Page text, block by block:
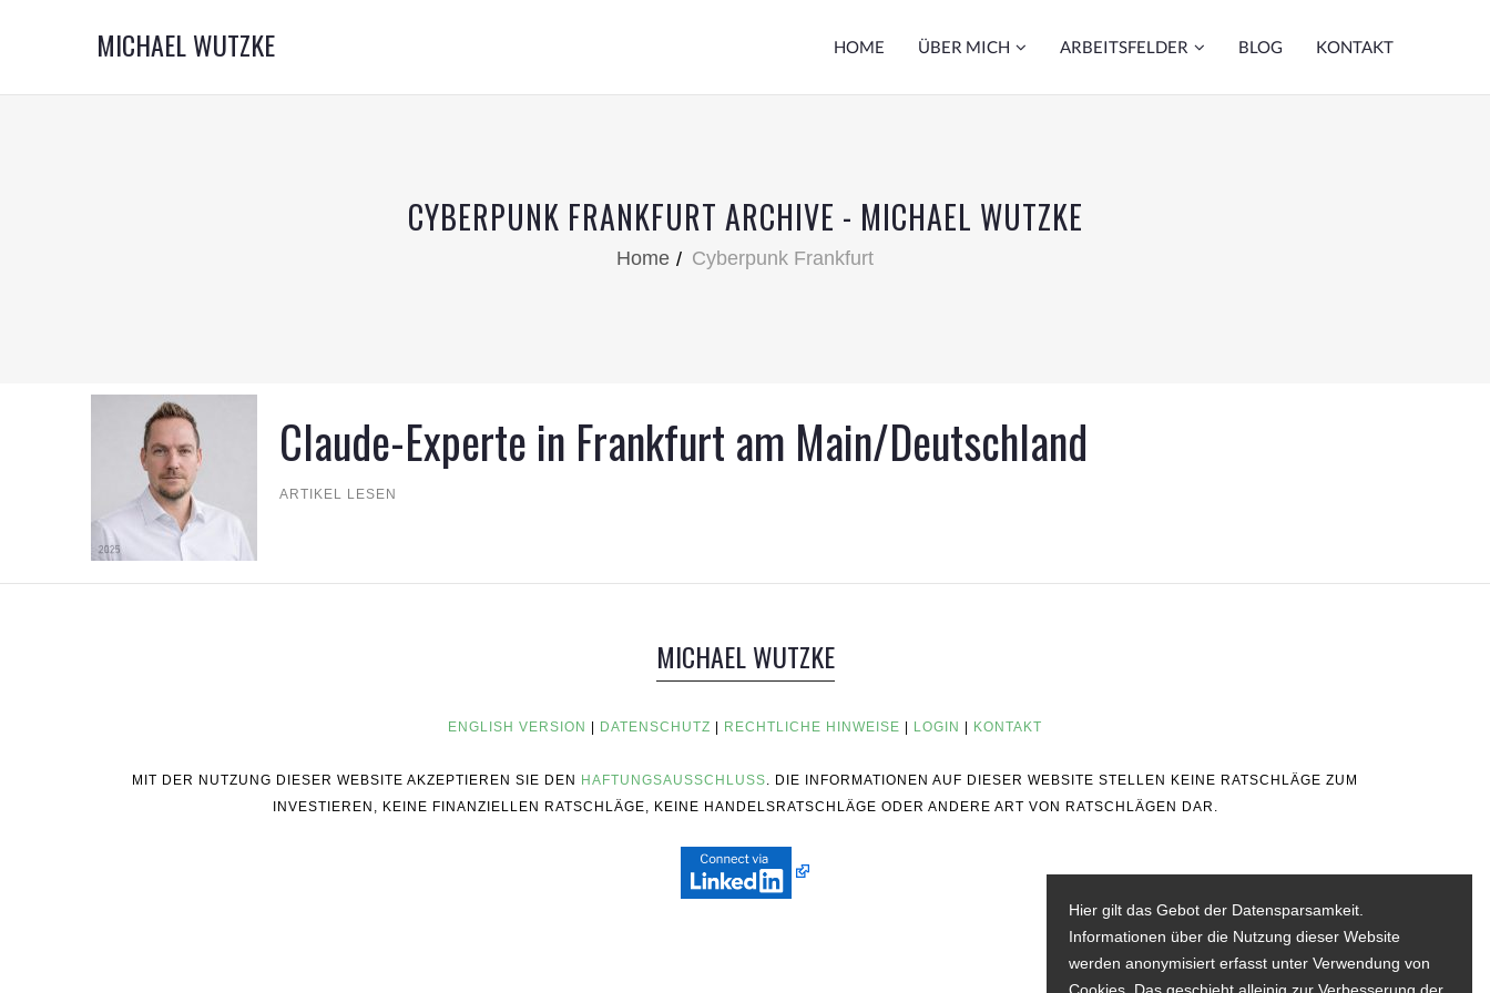
MICHAEL WUTZKE HOME ÜBER MICH ARBEITSFELDER BLOG KONTAKT
CYBERPUNK FRANKFURT ARCHIVE - MICHAEL WUTZKE
Home Cyberpunk Frankfurt
Claude-Experte in Frankfurt am Main/Deutschland
ARTIKEL LESEN
MICHAEL WUTZKE
ENGLISH VERSION DATENSCHUTZ RECHTLICHE HINWEISE LOGIN KONTAKT
MIT DER NUTZUNG DIESER WEBSITE AKZEPTIEREN SIE DEN HAFTUNGSAUSSCHLUSS. DIE INFORMATIONEN AUF DIESER WEBSITE STELLEN KEINE RATSCHLÄGE ZUM
INVESTIEREN, KEINE FINANZIELLEN RATSCHLÄGE, KEINE HANDELSRATSCHLÄGE ODER ANDERE ART VON RATSCHLÄGEN DAR.
Hier gilt das Gebot der Datensparsamkeit.
Informationen über die Nutzung dieser Website
werden anonymisiert erfasst unter Verwendung von